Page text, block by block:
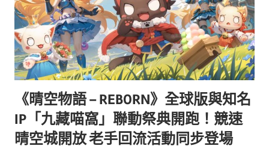
推
薦
媒
體。
《晴空物語 – REBORN》全球版與知名
IP「九藏喵窩」聯動祭典開跑！競速
晴空城開放 老手回流活動同步登場